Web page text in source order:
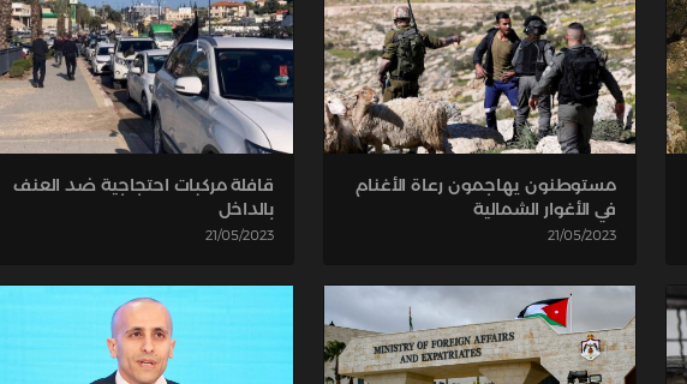
مستوطنون يهاجمون رعاة الأغنام
في الأغوار الشمالية
21/05/2023
قافلة مركبات احتجاجية ضد العنف
بالداخل
21/05/2023